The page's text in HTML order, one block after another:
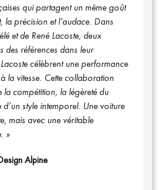
qui partagent un même goût
la précision et l’audace. Dans
et de René Lacoste, deux
des références dans leur
célèbrent une performance
la vitesse. Cette collaboration
la compétition, la légèreté du
d’un style intemporel. Une voiture
mais avec une véritable
»
Alpine